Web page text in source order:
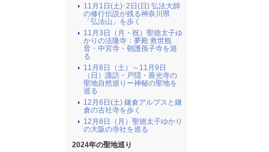
11月1日(土)･2日(日) 弘法大師
の修行伝説が残る神奈川県
「弘法山」を歩く
11月3日（月・祝）聖徳太子ゆ
かりの法隆寺：夢殿 救世観
音・中宮寺・朝護孫子寺を巡
る
11月8日（土）～11月9日
（日）諏訪・戸隠・善光寺の
聖地自然巡りー神秘の聖地を
巡る
12月6日(土) 鎌倉アルプスと鎌
倉の古社寺を歩く
12月8日（月）聖徳太子ゆかり
の大阪の寺社を巡る
2024年の聖地巡り